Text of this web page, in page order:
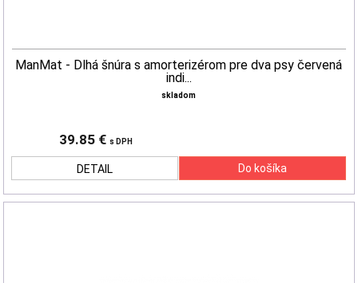
ManMat - Dlhá šnúra s amorterizérom pre dva psy červená
indi...
skladom
39.85 € s DPH
DETAIL